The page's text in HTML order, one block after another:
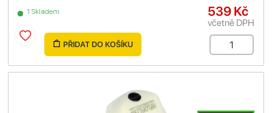
1 Skladem 539 Kč
včetně DPH
PŘIDAT DO KOŠÍKU